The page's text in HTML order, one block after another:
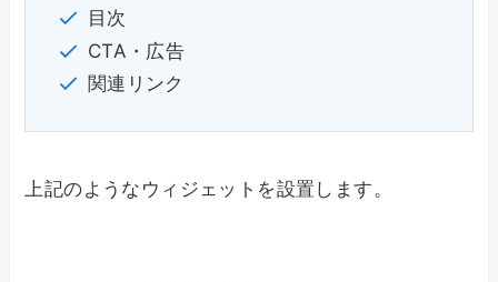
目次
CTA・広告
関連リンク
上記のようなウィジェットを設置します。